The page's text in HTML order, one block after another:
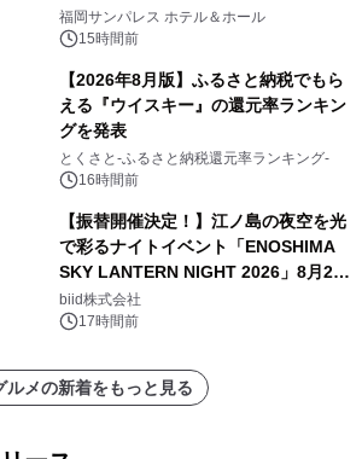
福岡サンパレス ホテル＆ホール
15時間前
【2026年8月版】ふるさと納税でもら
える『ウイスキー』の還元率ランキン
グを発表
とくさと-ふるさと納税還元率ランキング-
16時間前
【振替開催決定！】江ノ島の夜空を光
で彩るナイトイベント「ENOSHIMA
SKY LANTERN NIGHT 2026」8月22
日(土)振替開催＆受付スタート！
biid株式会社
17時間前
ルメの新着をもっと見る